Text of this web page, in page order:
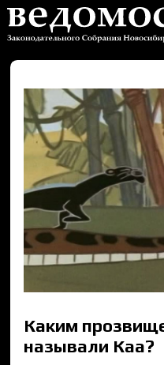
Каким
называли Каа?